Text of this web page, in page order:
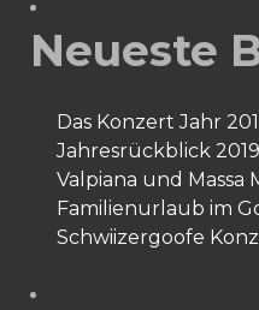
Neueste
Das Konzert Jahr
Jahresrückblick 2019
Valpiana und Massa
Familienurlaub im
Schwiizergoofe